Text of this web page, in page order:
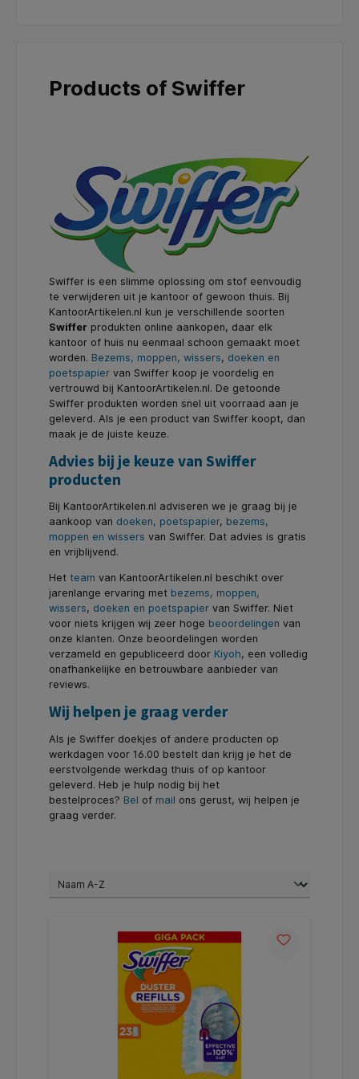
Products of Swiffer
Swiffer is een slimme oplossing om stof eenvoudig
te verwijderen uit je kantoor of gewoon thuis. Bij
KantoorArtikelen.nl kun je verschillende soorten
Swiffer produkten online aankopen, daar elk
kantoor of huis nu eenmaal schoon gemaakt moet
worden. Bezems, moppen, wissers, doeken en
poetspapier van Swiffer koop je voordelig en
vertrouwd bij KantoorArtikelen.nl. De getoonde
Swiffer produkten worden snel uit voorraad aan je
geleverd. Als je een product van Swiffer koopt, dan
maak je de juiste keuze.
Advies bij je keuze van Swiffer
producten
Bij KantoorArtikelen.nl adviseren we je graag bij je
aankoop van doeken, poetspapier, bezems,
moppen en wissers van Swiffer. Dat advies is gratis
en vrijblijvend.
Het team van KantoorArtikelen.nl beschikt over
jarenlange ervaring met bezems, moppen,
wissers, doeken en poetspapier van Swiffer. Niet
voor niets krijgen wij zeer hoge beoordelingen van
onze klanten. Onze beoordelingen worden
verzameld en gepubliceerd door Kiyoh, een volledig
onafhankelijke en betrouwbare aanbieder van
reviews.
Wij helpen je graag verder
Als je Swiffer doekjes of andere producten op
werkdagen voor 16.00 bestelt dan krijg je het de
eerstvolgende werkdag thuis of op kantoor
geleverd. Heb je hulp nodig bij het
bestelproces? Bel of mail ons gerust, wij helpen je
graag verder.